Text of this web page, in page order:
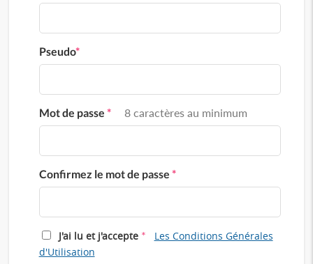
Pseudo*
Mot de passe * 8 caractères au minimum
Confirmez le mot de passe *
J'ai lu et j'accepte *
Les Conditions Générales
d'Utilisation